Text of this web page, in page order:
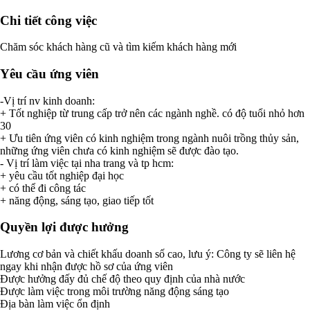
Chi tiết công việc
Chăm sóc khách hàng cũ và tìm kiếm khách hàng mới
Yêu cầu ứng viên
-Vị trí nv kinh doanh:
+ Tốt nghiệp từ trung cấp trở nên các ngành nghề. có độ tuổi nhỏ hơn
30
+ Ưu tiên ứng viên có kinh nghiệm trong ngành nuôi trồng thủy sản,
những ứng viên chưa có kinh nghiệm sẽ được đào tạo.
- Vị trí làm việc tại nha trang và tp hcm:
+ yêu cầu tốt nghiệp đại học
+ có thể đi công tác
+ năng động, sáng tạo, giao tiếp tốt
Quyền lợi được hưởng
Lương cơ bản và chiết khấu doanh số cao, lưu ý: Công ty sẽ liên hệ
ngay khi nhận được hồ sơ của ứng viên
Được hưởng đấy đủ chế độ theo quy định của nhà nước
Được làm việc trong môi trường năng động sáng tạo
Địa bàn làm việc ổn định